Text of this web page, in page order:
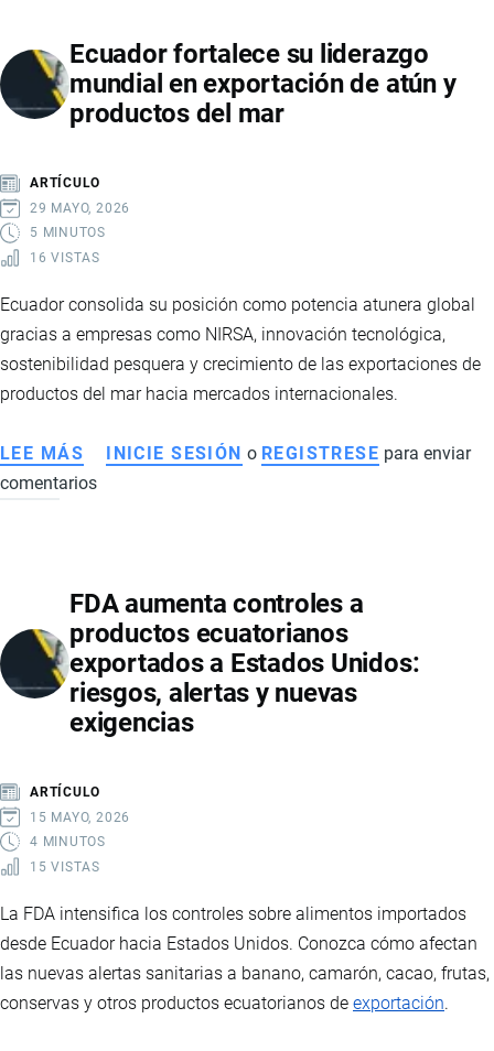
ECUATORIANO:
AGRICULTURA
4.0,
COMPETITIVIDAD
GLOBAL
Ecuador fortalece su liderazgo
mundial en exportación de atún y
productos del mar
ARTÍCULO
29 MAYO, 2026
5 MINUTOS
16 VISTAS
Ecuador consolida su posición como potencia atunera global
gracias a empresas como NIRSA, innovación tecnológica,
sostenibilidad pesquera y crecimiento de las exportaciones de
productos del mar hacia mercados internacionales.
LEE MÁS SOBRE
ECUADOR
MUNDIAL
EN
EXPORTACIÓN
DE
ATÚN
DEL
MAR
INICIE SESIÓN o REGISTRESE para enviar
comentarios
FDA aumenta controles a
productos ecuatorianos
exportados a Estados Unidos:
riesgos, alertas y nuevas
exigencias
ARTÍCULO
15 MAYO, 2026
4 MINUTOS
15 VISTAS
La FDA intensifica los controles sobre alimentos importados
desde Ecuador hacia Estados Unidos. Conozca cómo afectan
las nuevas alertas sanitarias a banano, camarón, cacao, frutas,
conservas y otros productos ecuatorianos de exportación.